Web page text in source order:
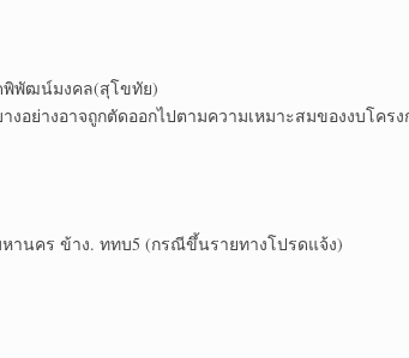
พิพัฒน์มงคล(สุโขทัย)
อย่างอาจถูกตัดออกไปตามความเหมาะสมของงบโคร
านคร ข้าง. ททบ5 (กรณีขึ้นรายทางโปรดแจ้ง)